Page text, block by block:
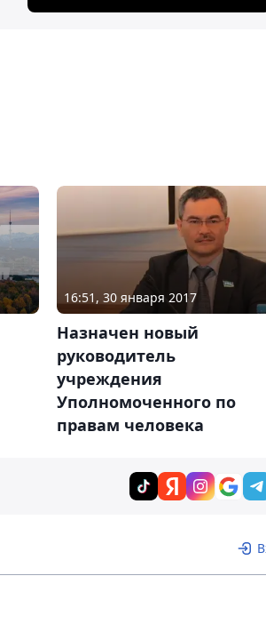
16:51, 30 января 2017
Назначен новый
руководитель
учреждения
Уполномоченного по
правам человека